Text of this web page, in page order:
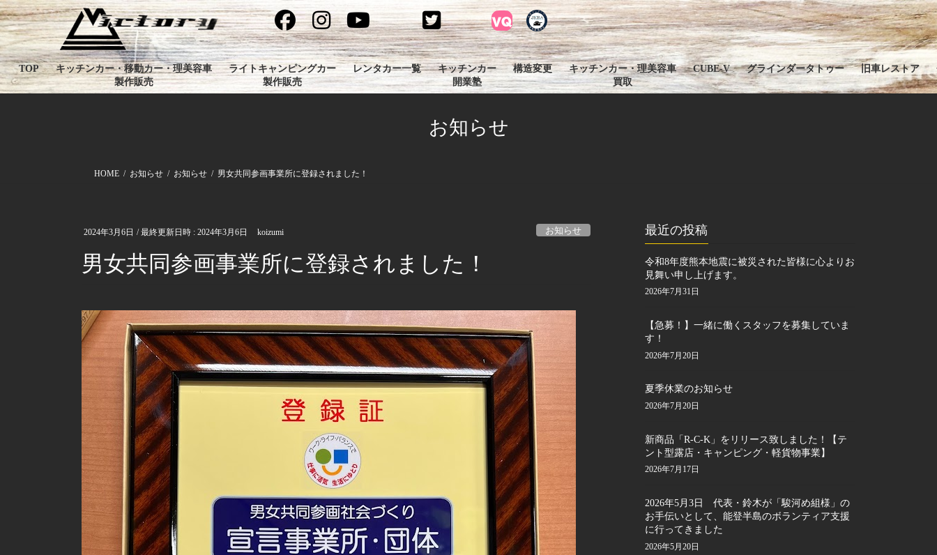
コ
ン
テ
ン
ツ
へ
ナ
ビ
ゲ
ー
シ
ョ
TOP
キッチンカー・移動カー・理美容車
製作販売
ライトキャンピングカー
製作販売
レンタカー一覧
キッチンカー
開業塾
構造変更
キッチンカー・理美容車
買取
CUBE-V グラインダータトゥー 旧車レストア
お知らせ
HOME お知らせ お知らせ 男女共同参画事業所に登録されました！
2024年3月6日 / 最終更新日時 : 2024年3月6日 koizumi お知らせ
男女共同参画事業所に登録されました！
最近の投稿
令和8年度熊本地震に被災された皆様に心よりお
見舞い申し上げます。
2026年7月31日
【急募！】一緒に働くスタッフを募集していま
す！
2026年7月20日
夏季休業のお知らせ
2026年7月20日
新商品「R-C-K」をリリース致しました！【テ
ント型露店・キャンピング・軽貨物事業】
2026年7月17日
2026年5月3日 代表・鈴木が「駿河め組様」の
お手伝いとして、能登半島のボランティア支援
に行ってきました
2026年5月20日